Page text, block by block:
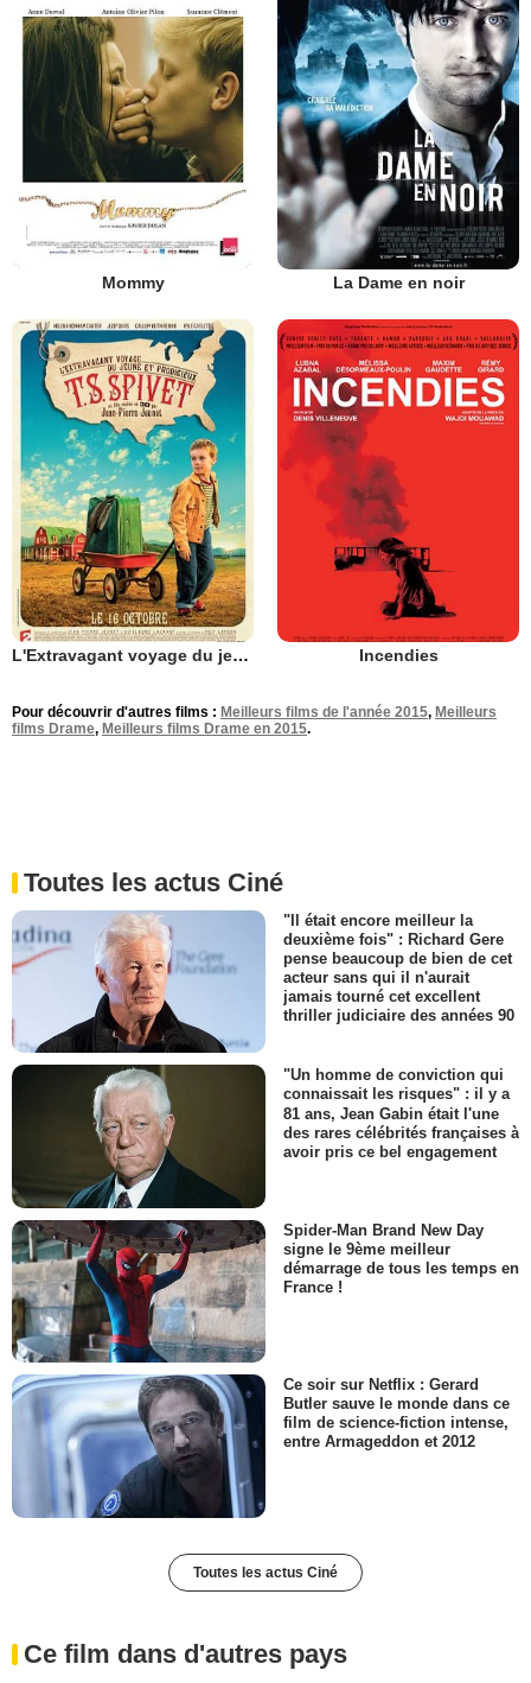
Mommy La Dame en noir
L'Extravagant voyage du jeune et prodigieux T.S. Spivet Incendies
Pour découvrir d'autres films : Meilleurs films de l'année 2015, Meilleurs
films Drame, Meilleurs films Drame en 2015.
Toutes les actus Ciné
"Il était encore meilleur la
deuxième fois" : Richard Gere
pense beaucoup de bien de cet
acteur sans qui il n'aurait
jamais tourné cet excellent
thriller judiciaire des années 90
"Un homme de conviction qui
connaissait les risques" : il y a
81 ans, Jean Gabin était l'une
des rares célébrités françaises à
avoir pris ce bel engagement
Spider-Man Brand New Day
signe le 9ème meilleur
démarrage de tous les temps en
France !
Ce soir sur Netflix : Gerard
Butler sauve le monde dans ce
film de science-fiction intense,
entre Armageddon et 2012
Toutes les actus Ciné
Ce film dans d'autres pays